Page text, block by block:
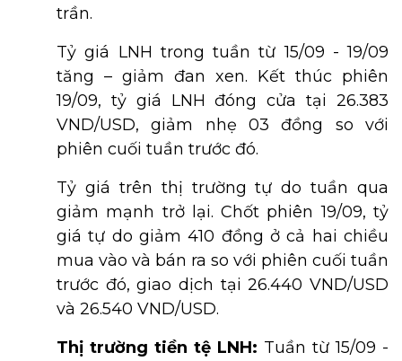
trần.
Tỷ giá LNH trong tuần từ 15/09 - 19/09
tăng – giảm đan xen. Kết thúc phiên
19/09, tỷ giá LNH đóng cửa tại 26.383
VND/USD, giảm nhẹ 03 đồng so với
phiên cuối tuần trước đó.
Tỷ giá trên thị trường tự do tuần qua
giảm mạnh trở lại. Chốt phiên 19/09, tỷ
giá tự do giảm 410 đồng ở cả hai chiều
mua vào và bán ra so với phiên cuối tuần
trước đó, giao dịch tại 26.440 VND/USD
và 26.540 VND/USD.
Thị trường tiền tệ LNH: Tuần từ 15/09 -